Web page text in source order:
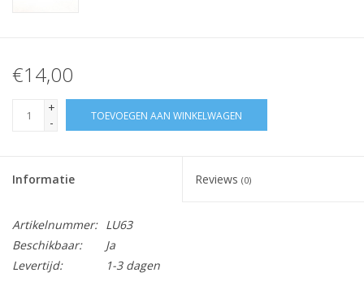
€14,00
+
-
TOEVOEGEN AAN WINKELWAGEN
Informatie Reviews (0)
Artikelnummer: LU63
Beschikbaar:
Ja
Levertijd:
1-3 dagen